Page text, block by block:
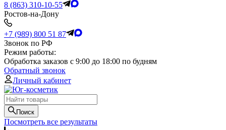
8 (863) 310-10-55
Ростов-на-Дону
+7 (989) 800 51 87
Звонок по РФ
Режим работы:
Обработка заказов с 9:00 до 18:00 по будням
Обратный звонок
Личный кабинет
Поиск
Посмотреть все результаты